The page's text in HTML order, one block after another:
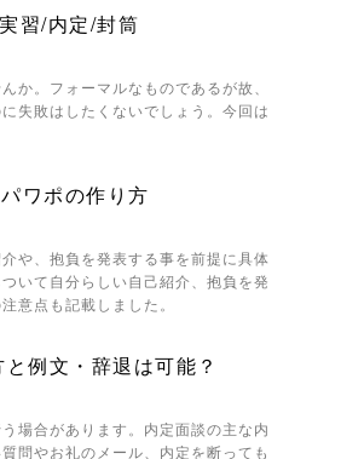
習/内定/封筒
か。フォーマルなものであるが故、
失敗はしたくないでしょう。今回は
ワポの作り方
や、抱負を発表する事を前提に具体
いて自分らしい自己紹介、抱負を発
意点も記載しました。
例文・辞退は可能？
場合があります。内定面談の主な内
問やお礼のメール、内定を断っても